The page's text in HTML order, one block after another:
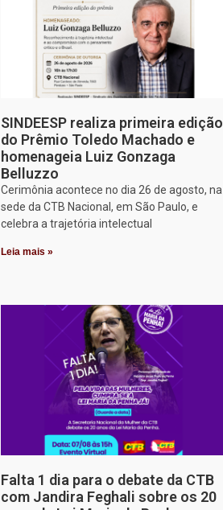
SINDEESP realiza primeira edição
do Prêmio Toledo Machado e
homenageia Luiz Gonzaga
Belluzzo
Cerimônia acontece no dia 26 de agosto, na
sede da CTB Nacional, em São Paulo, e
celebra a trajetória intelectual
Leia mais »
Falta 1 dia para o debate da CTB
com Jandira Feghali sobre os 20